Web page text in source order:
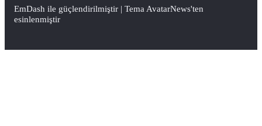
EmDash ile güçlendirilmiştir | Tema AvatarNews'ten
esinlenmiştir